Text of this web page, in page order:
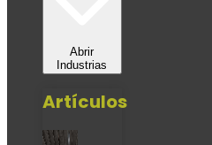
Abrir
Industrias
Artículos